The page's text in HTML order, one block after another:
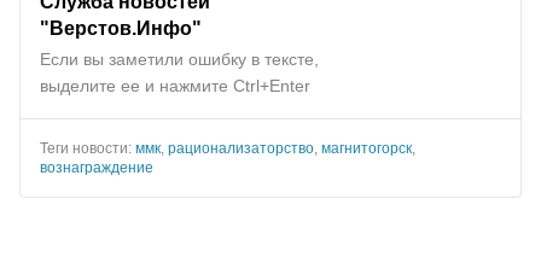
"Верстов.Инфо"
Если вы заметили ошибку в тексте,
выделите ее и нажмите Ctrl+Enter
Теги новости: ммк, рационализаторство, магнитогорск,
вознаграждение